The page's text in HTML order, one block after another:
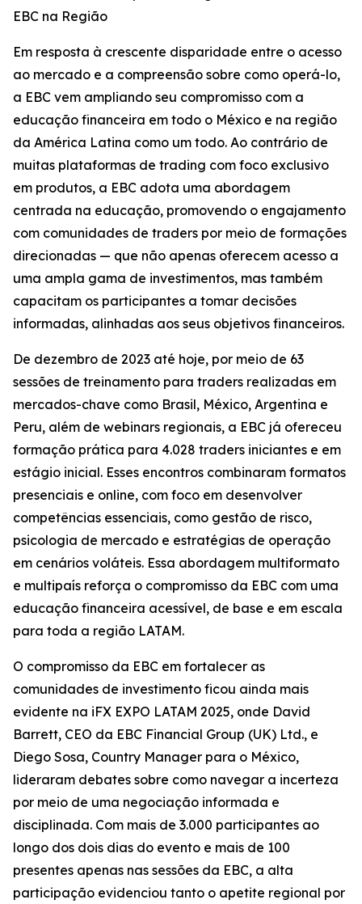
EBC na Região
Em resposta à crescente disparidade entre o acesso
ao mercado e a compreensão sobre como operá-lo,
a EBC vem ampliando seu compromisso com a
educação financeira em todo o México e na região
da América Latina como um todo. Ao contrário de
muitas plataformas de trading com foco exclusivo
em produtos, a EBC adota uma abordagem
centrada na educação, promovendo o engajamento
com comunidades de traders por meio de formações
direcionadas — que não apenas oferecem acesso a
uma ampla gama de investimentos, mas também
capacitam os participantes a tomar decisões
informadas, alinhadas aos seus objetivos financeiros.
De dezembro de 2023 até hoje, por meio de 63
sessões de treinamento para traders realizadas em
mercados-chave como Brasil, México, Argentina e
Peru, além de webinars regionais, a EBC já ofereceu
formação prática para 4.028 traders iniciantes e em
estágio inicial. Esses encontros combinaram formatos
presenciais e online, com foco em desenvolver
competências essenciais, como gestão de risco,
psicologia de mercado e estratégias de operação
em cenários voláteis. Essa abordagem multiformato
e multipaís reforça o compromisso da EBC com uma
educação financeira acessível, de base e em escala
para toda a região LATAM.
O compromisso da EBC em fortalecer as
comunidades de investimento ficou ainda mais
evidente na iFX EXPO LATAM 2025, onde David
Barrett, CEO da EBC Financial Group (UK) Ltd., e
Diego Sosa, Country Manager para o México,
lideraram debates sobre como navegar a incerteza
por meio de uma negociação informada e
disciplinada. Com mais de 3.000 participantes ao
longo dos dois dias do evento e mais de 100
presentes apenas nas sessões da EBC, a alta
participação evidenciou tanto o apetite regional por